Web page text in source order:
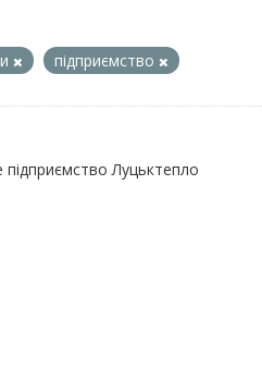
підприємство
підприємство Луцьктепло